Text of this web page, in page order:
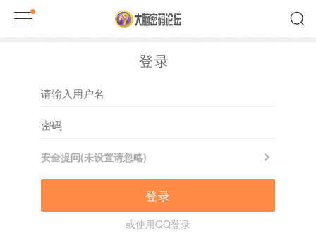
登录
安全提问(未设置请忽略)
登录
或使用QQ登录